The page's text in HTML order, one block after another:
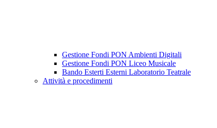
Gestione Fondi PON Ambienti Digitali
Gestione Fondi PON Liceo Musicale
Bando Esterti Esterni Laboratorio Teatrale
Attività e procedimenti